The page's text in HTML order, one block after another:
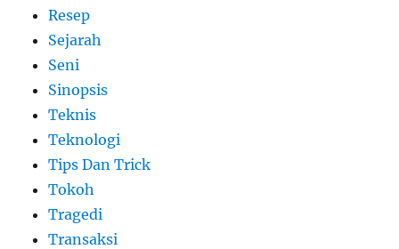
Resep
Sejarah
Seni
Sinopsis
Teknis
Teknologi
Tips Dan Trick
Tokoh
Tragedi
Transaksi